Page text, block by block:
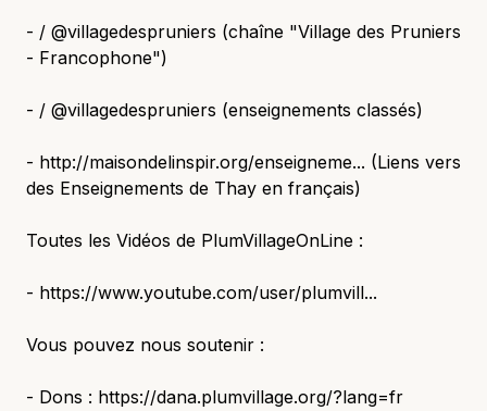
- / @villagedespruniers (chaîne "Village des Pruniers
- Francophone")
- / @villagedespruniers (enseignements classés)
- http://maisondelinspir.org/enseigneme... (Liens vers
des Enseignements de Thay en français)
Toutes les Vidéos de PlumVillageOnLine :
- https://www.youtube.com/user/plumvill...
Vous pouvez nous soutenir :
- Dons : https://dana.plumvillage.org/?lang=fr